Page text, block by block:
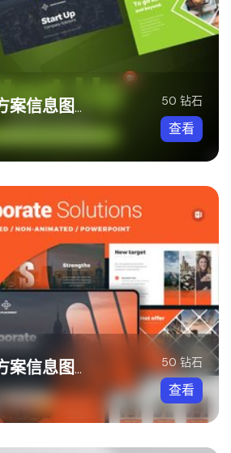
初创公司解决方案信息图形世界地图PPT模板
50 钻石
查看
企业年报解决方案信息图表世界各国地图PPT模板
50 钻石
查看